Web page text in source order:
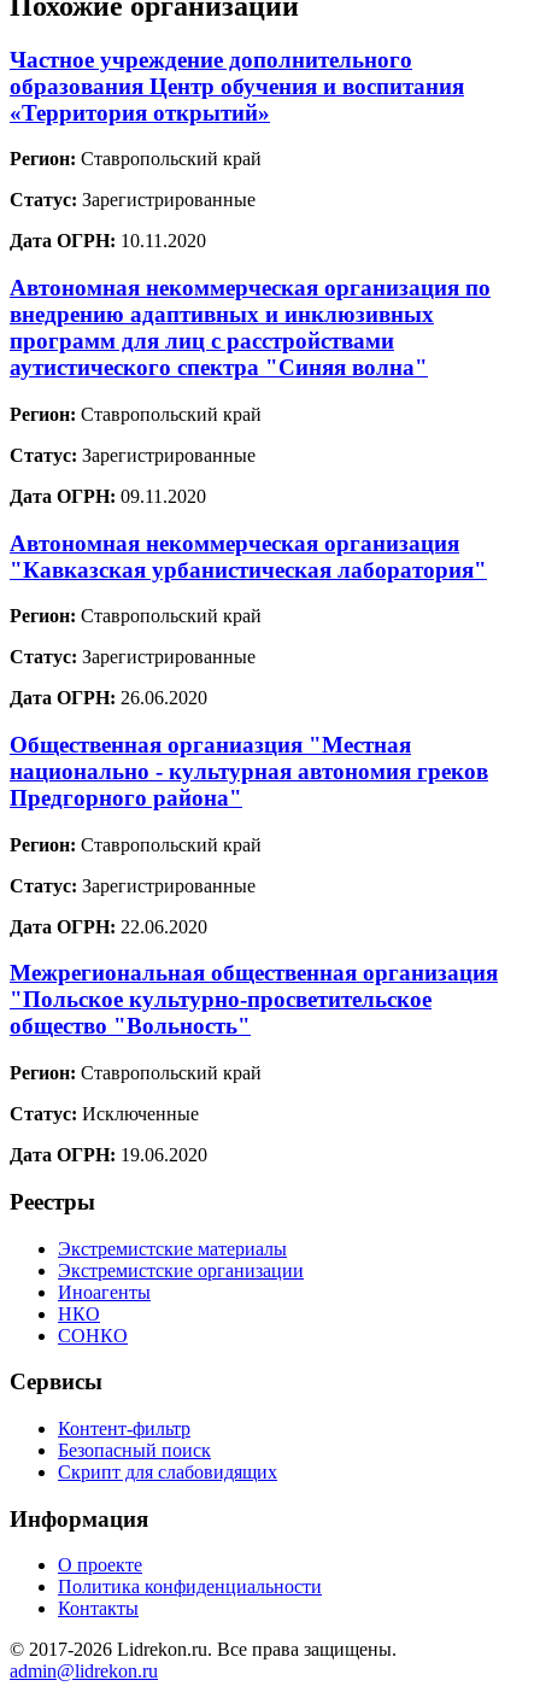
Частное учреждение дополнительного
образования Центр обучения и воспитания
«Территория открытий»
Регион: Ставропольский край
Статус: Зарегистрированные
Дата ОГРН: 10.11.2020
Автономная некоммерческая организация по
внедрению адаптивных и инклюзивных
программ для лиц с расстройствами
аутистического спектра "Синяя волна"
Регион: Ставропольский край
Статус: Зарегистрированные
Дата ОГРН: 09.11.2020
Автономная некоммерческая организация
"Кавказская урбанистическая лаборатория"
Регион: Ставропольский край
Статус: Зарегистрированные
Дата ОГРН: 26.06.2020
Общественная органиазция "Местная
национально - культурная автономия греков
Предгорного района"
Регион: Ставропольский край
Статус: Зарегистрированные
Дата ОГРН: 22.06.2020
Межрегиональная общественная организация
"Польское культурно-просветительское
общество "Вольность"
Регион: Ставропольский край
Статус: Исключенные
Дата ОГРН: 19.06.2020
Реестры
Экстремистские материалы
Экстремистские организации
Иноагенты
НКО
СОНКО
Сервисы
Контент-фильтр
Безопасный поиск
Скрипт для слабовидящих
Информация
О проекте
Политика конфиденциальности
Контакты
© 2017-2026 Lidrekon.ru. Все права защищены.
admin@lidrekon.ru